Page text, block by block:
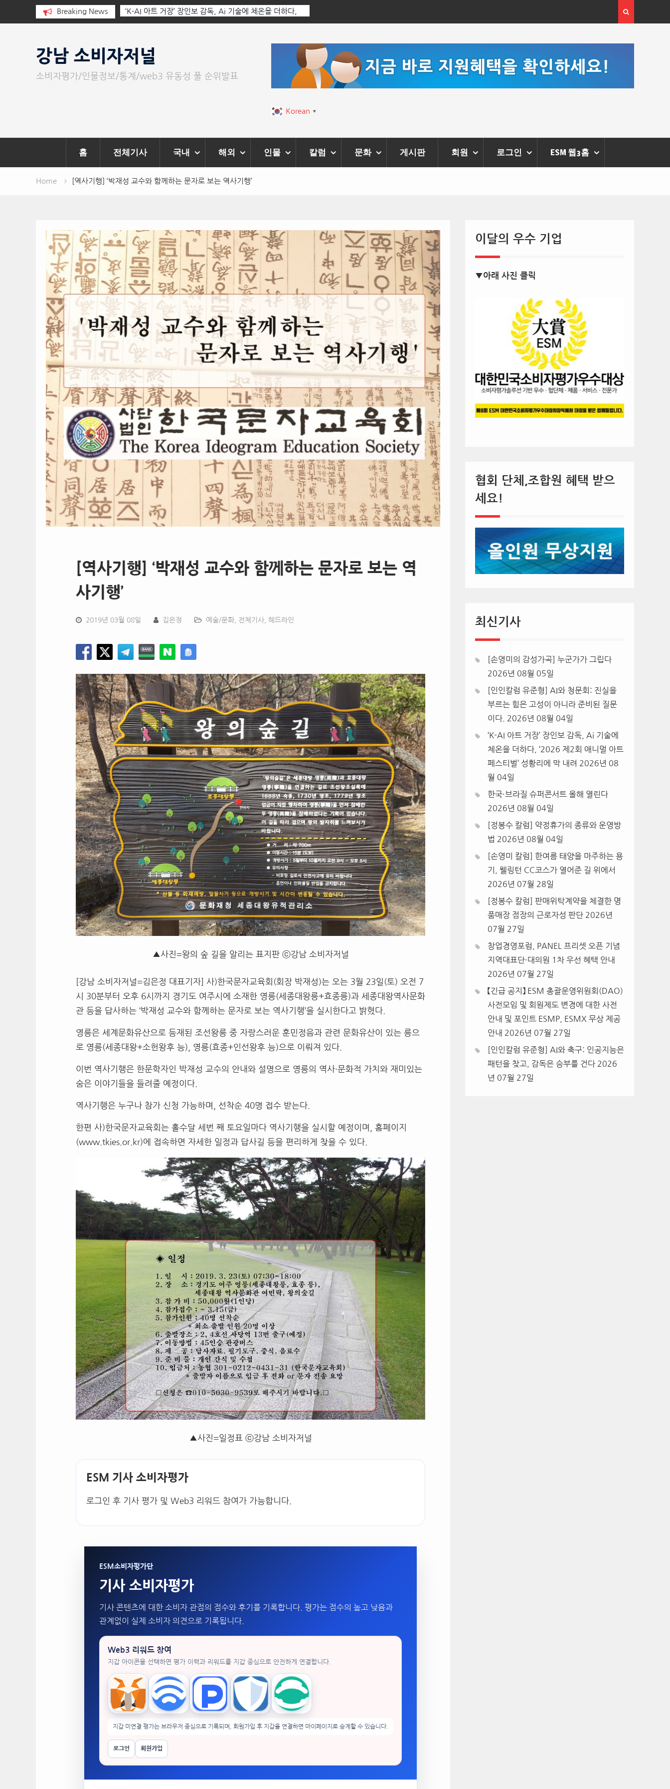
Breaking News
르는 힘은 고성
‘K-AI 아트 거장’ 장인보 감독, Ai 기술에 체온을 더하다,
‘2026 제2회 애니멀 아트 페스티벌’ 성황리에 막 내려
한국·브라질 슈퍼콘서트 올해 열린다
스가 열어
강남 소비자저널
소비자평가/인물정보/통계/web3 유동성 풀 순위발표
Korean ▼
홈 전체기사 국내 해외 인물 칼럼 문화 게시판 회원 로그인 ESM 웹3홈
Home [역사기행] ‘박재성 교수와 함께하는 문자로 보는 역사기행’
[역사기행] ‘박재성 교수와 함께하는 문자로 보는 역
사기행’
2019년 03월 08일 김은정 예술/문화 전체기사 헤드라인
▲사진=왕의 숲 길을 알리는 표지판 ⓒ강남 소비자저널
[강남 소비자저널=김은정 대표기자] 사)한국문자교육회(회장 박재성)는 오는 3월 23일(토) 오전 7
시 30분부터 오후 6시까지 경기도 여주시에 소재한 영릉(세종대왕릉+효종릉)과 세종대왕역사문화
관 등을 답사하는 ‘박재성 교수와 함께하는 문자로 보는 역사기행’을 실시한다고 밝혔다.
영릉은 세계문화유산으로 등재된 조선왕릉 중 자랑스러운 훈민정음과 관련 문화유산이 있는 릉으
로 영릉(세종대왕+소헌왕후 능), 영릉(효종+인선왕후 능)으로 이뤄져 있다.
이번 역사기행은 한문학자인 박재성 교수의 안내와 설명으로 영릉의 역사·문화적 가치와 재미있는
숨은 이야기들을 들려줄 예정이다.
역사기행은 누구나 참가 신청 가능하며, 선착순 40명 접수 받는다.
한편 사)한국문자교육회는 홀수달 세번 째 토요일마다 역사기행을 실시할 예정이며, 홈페이지
(www.tkies.or.kr)에 접속하면 자세한 일정과 답사길 등을 편리하게 찾을 수 있다.
▲사진=일정표 ⓒ강남 소비자저널
ESM 기사 소비자평가
로그인 후 기사 평가 및 Web3 리워드 참여가 가능합니다.
ESM소비자평가단
기사 소비자평가
기사 콘텐츠에 대한 소비자 관점의 점수와 후기를 기록합니다. 평가는 점수의 높고 낮음과
관계없이 실제 소비자 의견으로 기록됩니다.
Web3 리워드 참여
지갑 아이콘을 선택하면 평가 이력과 리워드를 지갑 중심으로 안전하게 연결합니다.
MetaMask WalletConnectTokenPocket Trust Wallet imToken
지갑 미연결 평가는 브라우저 중심으로 기록되며, 회원가입 후 지갑을 연결하면 마이페이지로 승계할 수 있습니다.
로그인 회원가입
이달의 우수 기업
▼아래 사진 클릭
협회 단체,조합원 혜택 받으
세요!
최신기사
[손영미의 감성가곡] 누군가가 그립다
2026년 08월 05일
[인인칼럼 유준형] AI와 청문회: 진실을
부르는 힘은 고성이 아니라 준비된 질문
이다.
2026년 08월 04일
‘K-AI 아트 거장’ 장인보 감독, Ai 기술에
체온을 더하다, ‘2026 제2회 애니멀 아트
페스티벌’ 성황리에 막 내려 2026년 08
월 04일
한국·브라질 슈퍼콘서트 올해 열린다
2026년 08월 04일
[정봉수 칼럼] 약정휴가의 종류와 운영방
법 2026년 08월 04일
[손영미 칼럼] 한여름 태양을 마주하는 용
기, 웰링턴 CC코스가 열어준 길 위에서
2026년 07월 28일
[정봉수 칼럼] 판매위탁계약을 체결한 명
품매장 점장의 근로자성 판단 2026년
07월 27일
창업경영포럼, PANEL 프리셋 오픈 기념
지역대표단·대의원 1차 우선 혜택 안내
2026년 07월 27일
【긴급 공지】 ESM 총괄운영위원회(DAO)
사전모임 및 회원제도 변경에 대한 사전
안내 및 포인트 ESMP, ESMX 무상 제공
안내 2026년 07월 27일
[인인칼럼 유준형] AI와 축구: 인공지능은
패턴을 찾고, 감독은 승부를 건다 2026
년 07월 27일